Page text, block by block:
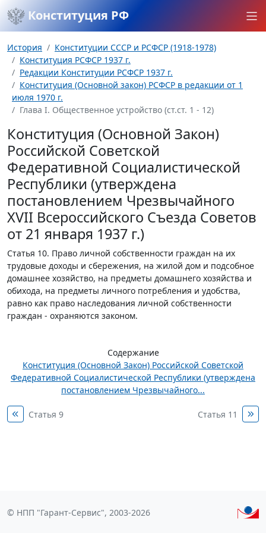
Конституция РФ
История
Конституции СССР и РСФСР (1918-1978)
Конституция РСФСР 1937 г.
Редакции Конституции РСФСР 1937 г.
Конституция (Основной закон) РСФСР в редакции от 1
июля 1970 г.
Глава I. Общественное устройство (ст.ст. 1 - 12)
Конституция (Основной Закон)
Российской Советской
Федеративной Социалистической
Республики (утверждена
постановлением Чрезвычайного
XVII Всероссийского Съезда Советов
от 21 января 1937 г.)
Статья 10. Право личной собственности граждан на их
трудовые доходы и сбережения, на жилой дом и подсобное
домашнее хозяйство, на предметы домашнего хозяйства и
обихода, на предметы личного потребления и удобства,
равно как право наследования личной собственности
граждан - охраняются законом.
Содержание
Конституция (Основной Закон) Российской Советской
Федеративной Социалистической Республики (утверждена
постановлением Чрезвычайного...
Статья 9 Статья 11
© НПП "Гарант-Сервис", 2003-2026